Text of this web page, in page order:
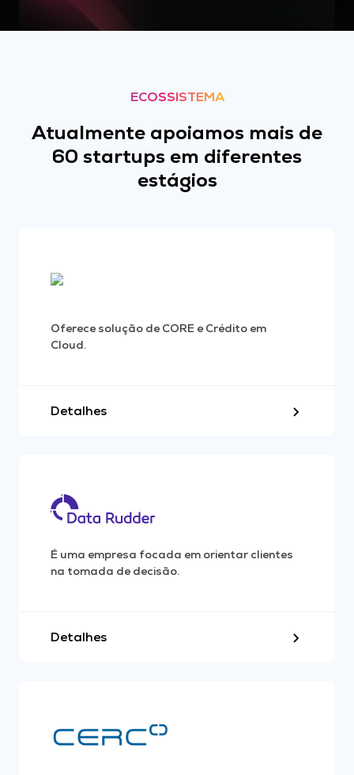
ECOSSISTEMA
Atualmente apoiamos mais de
60 startups em diferentes
estágios
Oferece solução de CORE e Crédito em
Cloud.
Detalhes
É uma empresa focada em orientar clientes
na tomada de decisão.
Detalhes